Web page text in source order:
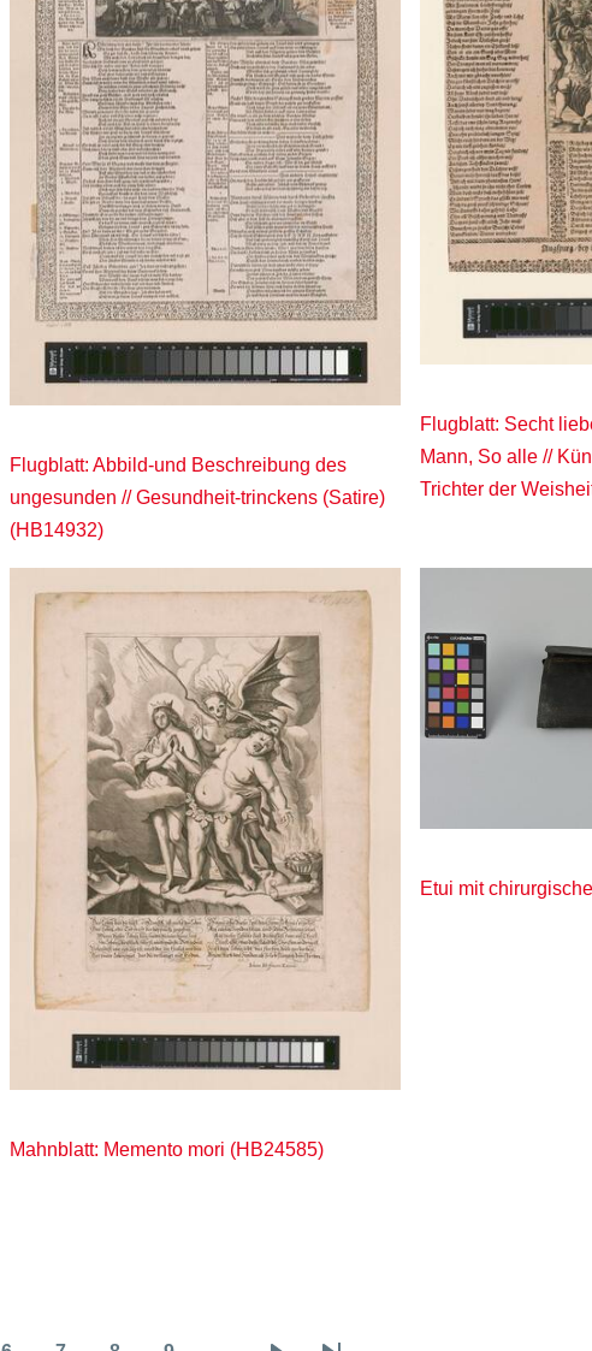
Flugblatt: Abbild-und Beschreibung des
ungesunden // Gesundheit-trinckens (Satire)
(HB14932)
Flugblatt: Secht
Mann, So alle //
Trichter der
Mahnblatt: Memento mori (HB24585)
Etui mit